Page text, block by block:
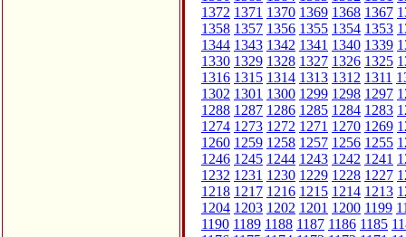
1372 1371 1370 1369 1368 1367
1358 1357 1356 1355 1354 1353
1344 1343 1342 1341 1340 1339
1330 1329 1328 1327 1326 1325
1316 1315 1314 1313 1312 1311
1302 1301 1300 1299 1298 1297
1288 1287 1286 1285 1284 1283
1274 1273 1272 1271 1270 1269
1260 1259 1258 1257 1256 1255
1246 1245 1244 1243 1242 1241
1232 1231 1230 1229 1228 1227
1218 1217 1216 1215 1214 1213
1204 1203 1202 1201 1200 1199
1190 1189 1188 1187 1186 1185